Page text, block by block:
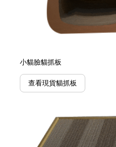
小貓臉貓抓板
查看現貨貓抓板